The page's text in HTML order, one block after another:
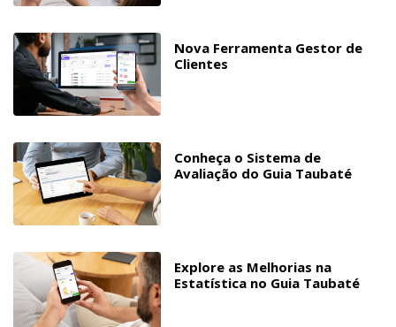
Nova Ferramenta Gestor de
Clientes
Conheça o Sistema de
Avaliação do Guia Taubaté
Explore as Melhorias na
Estatística no Guia Taubaté